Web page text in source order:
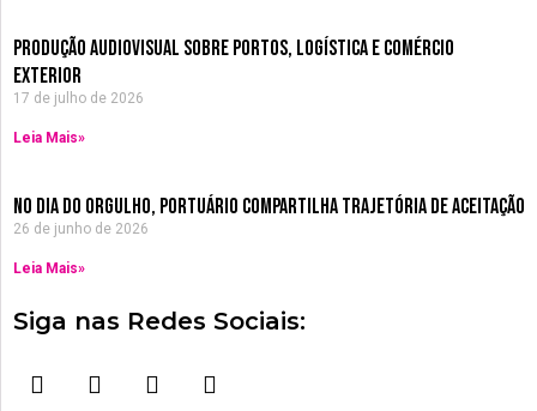
Produção Audiovisual sobre Portos, Logística e Comércio
Exterior
17 de julho de 2026
Leia Mais»
no dia do orgulho, Portuário compartilha trajetória de aceitação
26 de junho de 2026
Leia Mais»
Siga nas Redes Sociais:
F
a
I
n
Y
o
W
h